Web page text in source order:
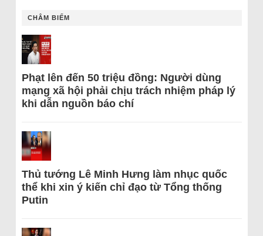
CHÂM BIẾM
Phạt lên đến 50 triệu đồng: Người dùng
mạng xã hội phải chịu trách nhiệm pháp lý
khi dẫn nguồn báo chí
Thủ tướng Lê Minh Hưng làm nhục quốc
thể khi xin ý kiến chỉ đạo từ Tổng thống
Putin